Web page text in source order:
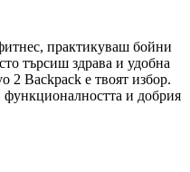
практикуваш бойни
търсиш здрава и удобна
2 Backpack е твоят избор.
функционалността и добрия